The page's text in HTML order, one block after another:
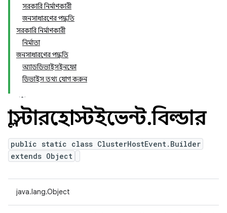
সরকারি নির্মাণকারী
জনসাধারণের পদ্ধতি
সরকারি নির্মাণকারী
নির্মাতা
জনসাধারণের পদ্ধতি
অ্যাডডিভাইসইনফো
ডিভাইস তথ্য যোগ করুন
ক্লাস্টারহোস্টইভেন্ট.বিল্ডার
public static class ClusterHostEvent.Builder
extends Object
java.lang.Object